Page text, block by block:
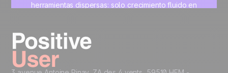
herramientas dispersas: solo crecimiento fluido en